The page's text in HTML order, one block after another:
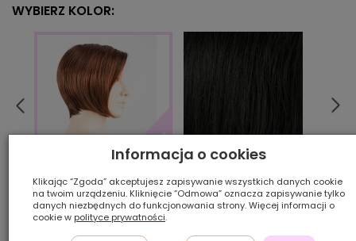
WYBIERZ KOLOR:
Informacja o cookies
Klikając “Zgoda” akceptujesz zapisywanie wszystkich danych cookie
na twoim urządzeniu. Kliknięcie “Odmowa” oznacza zapisywanie tylko
danych niezbędnych do funkcjonowania strony. Więcej informacji o
cookie w polityce prywatności.